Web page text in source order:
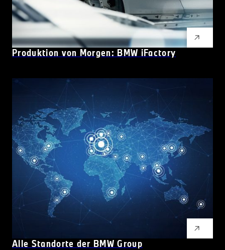
Produktion von Morgen: BMW iFactory
Alle Standorte der BMW Group